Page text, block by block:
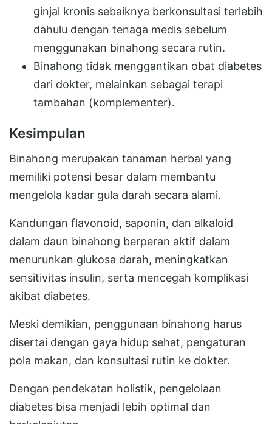
ginjal kronis sebaiknya berkonsultasi terlebih
dahulu dengan tenaga medis sebelum
menggunakan binahong secara rutin.
Binahong tidak menggantikan obat diabetes
dari dokter, melainkan sebagai terapi
tambahan (komplementer).
Kesimpulan
Binahong merupakan tanaman herbal yang
memiliki potensi besar dalam membantu
mengelola kadar gula darah secara alami.
Kandungan flavonoid, saponin, dan alkaloid
dalam daun binahong berperan aktif dalam
menurunkan glukosa darah, meningkatkan
sensitivitas insulin, serta mencegah komplikasi
akibat diabetes.
Meski demikian, penggunaan binahong harus
disertai dengan gaya hidup sehat, pengaturan
pola makan, dan konsultasi rutin ke dokter.
Dengan pendekatan holistik, pengelolaan
diabetes bisa menjadi lebih optimal dan